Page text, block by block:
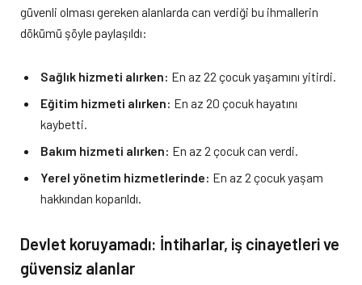
güvenli olması gereken alanlarda can verdiği bu ihmallerin
dökümü şöyle paylaşıldı:
Sağlık hizmeti alırken: En az 22 çocuk yaşamını yitirdi.
Eğitim hizmeti alırken: En az 20 çocuk hayatını
kaybetti.
Bakım hizmeti alırken: En az 2 çocuk can verdi.
Yerel yönetim hizmetlerinde: En az 2 çocuk yaşam
hakkından koparıldı.
Devlet koruyamadı: İntiharlar, iş cinayetleri ve
güvensiz alanlar